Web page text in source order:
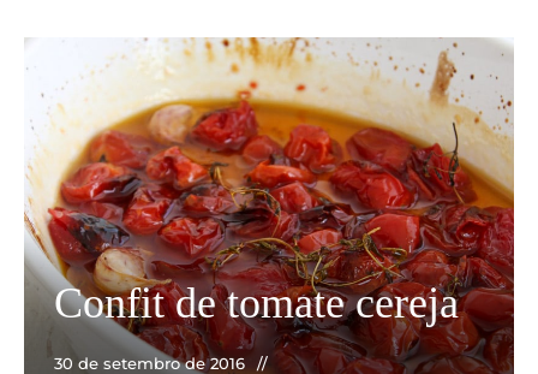
Legume
Confit de tomate cereja
30 de setembro de 2016